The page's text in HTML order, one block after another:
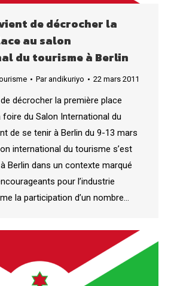
de décrocher la
au salon
du tourisme à Berlin
Parandikuriyo 22 mars 2011
décrocher la première place
du Salon International du
de se tenir à Berlin du 9-13 mars
international du tourisme s’est
Berlin dans un contexte marqué
pour l’industrie
la participation d’un nombre…